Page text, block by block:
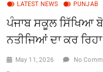
LATEST NEWS PUNJAB
ਪੰਜਾਬ ਸਕੂਲ ਸਿੱਖਿਆ
ਨਤੀਜਿਆਂ ਦਾ ਕਰ
May 11, 2026 No